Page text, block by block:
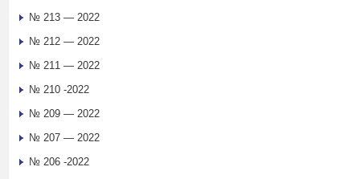
№ 213 — 2022
№ 212 — 2022
№ 211 — 2022
№ 210 -2022
№ 209 — 2022
№ 207 — 2022
№ 206 -2022